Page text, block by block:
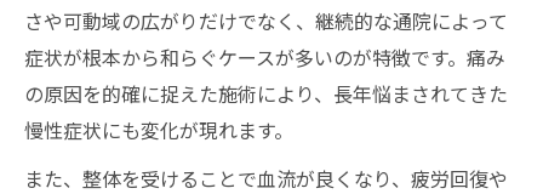
さや可動域の広がりだけでなく、継続的な通院によって
症状が根本から和らぐケースが多いのが特徴です。痛み
の原因を的確に捉えた施術により、長年悩まされてきた
慢性症状にも変化が現れます。
また、整体を受けることで血流が良くなり、疲労回復や